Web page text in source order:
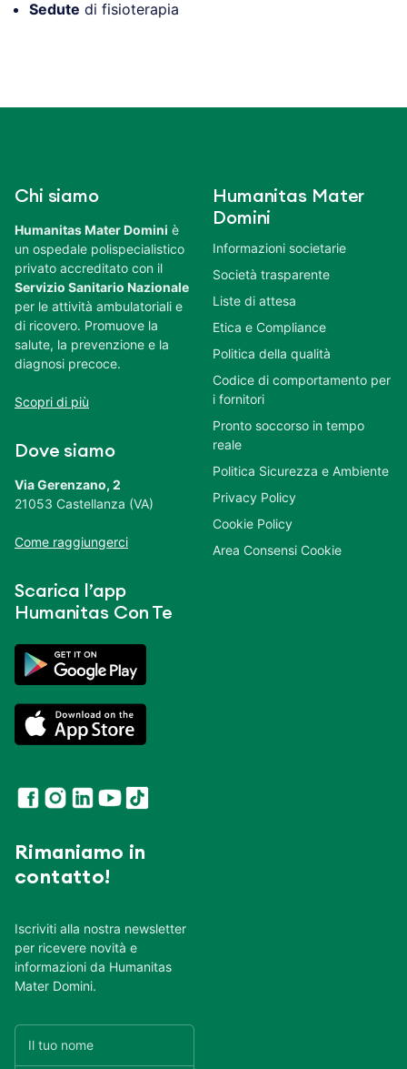
Sedute di fisioterapia
Chi siamo
Humanitas Mater Domini è
un ospedale polispecialistico
privato accreditato con il
Servizio Sanitario Nazionale
per le attività ambulatoriali e
di ricovero. Promuove la
salute, la prevenzione e la
diagnosi precoce.
Scopri di più
Dove siamo
Via Gerenzano, 2
21053 Castellanza (VA)
Come raggiungerci
Scarica l’app
Humanitas Con Te
Rimaniamo in
contatto!
Iscriviti alla nostra newsletter
per ricevere novità e
informazioni da Humanitas
Mater Domini.
Humanitas Mater
Domini
Informazioni societarie
Società trasparente
Liste di attesa
Etica e Compliance
Politica della qualità
Codice di comportamento per
i fornitori
Pronto soccorso in tempo
reale
Politica Sicurezza e Ambiente
Privacy Policy
Cookie Policy
Area Consensi Cookie